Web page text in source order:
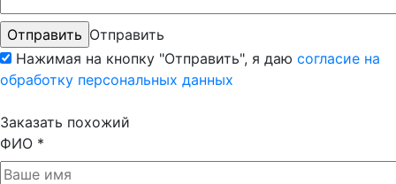
Отправить
Нажимая на кнопку "Отправить", я даю согласие на
обработку персональных данных
Заказать похожий
ФИО *